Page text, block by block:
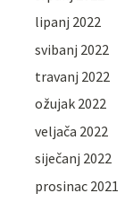
lipanj 2022
svibanj 2022
travanj 2022
ožujak 2022
veljača 2022
siječanj 2022
prosinac 2021